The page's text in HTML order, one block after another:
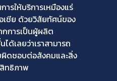
รให้บริการเหมืองแร่
เชีย ด้วยวิสัยทัศน์ของ
กการเป็นผู้ผลิต
ด้เลยว่าเราสามารถ
ดชอบต่อสังคมและสิ่ง
ทธิภาพ